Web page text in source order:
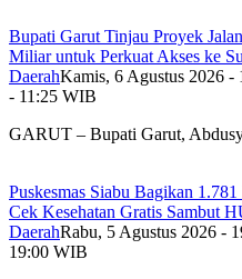
Bupati Garut Tinjau Proyek
Miliar untuk Perkuat Akses ke
DaerahKamis, 6 Agustus 2026 -
- 11:25 WIB
GARUT – Bupati Garut,
Puskesmas Siabu Bagikan
Cek Kesehatan Gratis Sambut
DaerahRabu, 5 Agustus 2026 -
19:00 WIB